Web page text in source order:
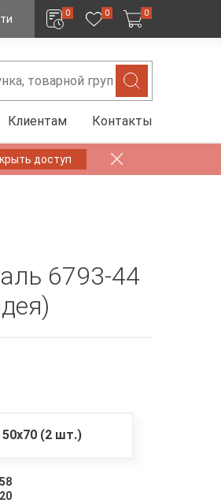
0 0 0
Клиентам Контакты
доступ
6793-44
(2 шт.)